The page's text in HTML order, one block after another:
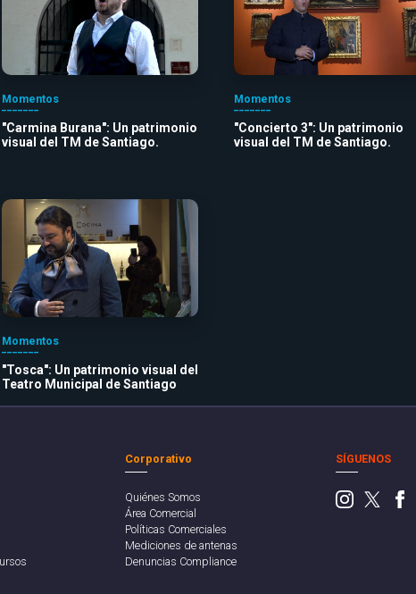
Momentos
"Carmina Burana": Un patrimonio
visual del TM de Santiago.
Momentos
"Concierto 3": Un patrimonio
visual del TM de Santiago.
Momentos
"Tosca": Un patrimonio visual del
Teatro Municipal de Santiago
Corporativo
Quiénes Somos
Área Comercial
Políticas Comerciales
Mediciones de antenas
Denuncias Compliance
SÍGUENOS